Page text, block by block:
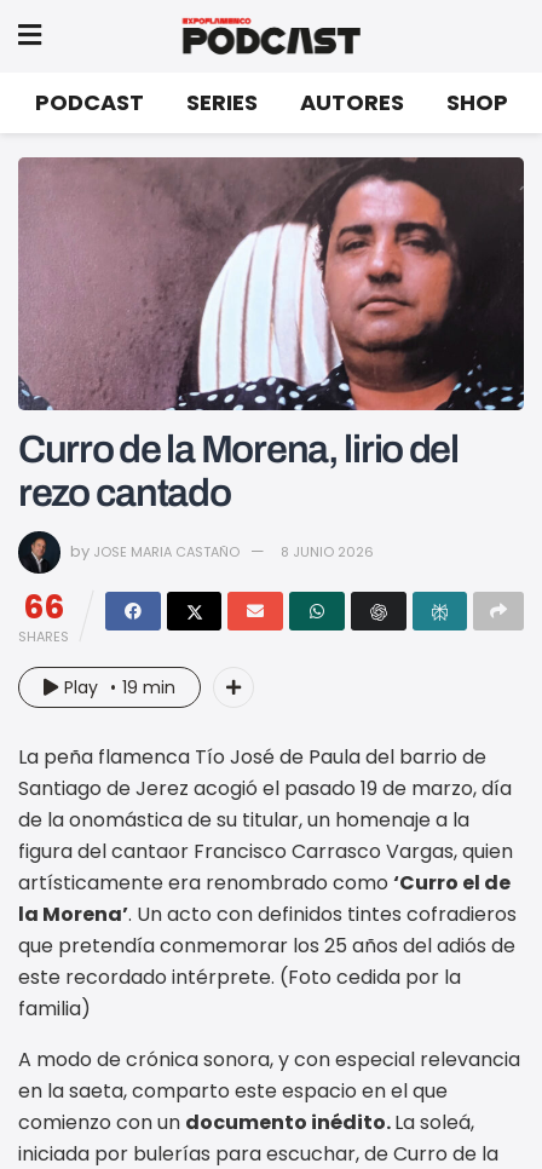
PODCAST SERIES AUTORES SHOP
Curro de la Morena, lirio del
rezo cantado
by JOSE MARIA CASTAÑO 8 JUNIO 2026
66
SHARES
Play 19 min
La peña flamenca Tío José de Paula del barrio de
Santiago de Jerez acogió el pasado 19 de marzo, día
de la onomástica de su titular, un homenaje a la
figura del cantaor Francisco Carrasco Vargas, quien
artísticamente era renombrado como ‘Curro el de
la Morena’. Un acto con definidos tintes cofradieros
que pretendía conmemorar los 25 años del adiós de
este recordado intérprete. (Foto cedida por la
familia)
A modo de crónica sonora, y con especial relevancia
en la saeta, comparto este espacio en el que
comienzo con un documento inédito.La soleá,
iniciada por bulerías para escuchar, de Curro de la